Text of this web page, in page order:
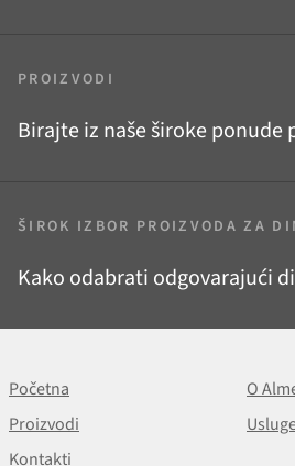
PROIZVODI
Birajte iz naše široke ponude
ŠIROK IZBOR PROIZVODA ZA
Kako odabrati odgovarajući
Početna
O
Proizvodi
Kontakti